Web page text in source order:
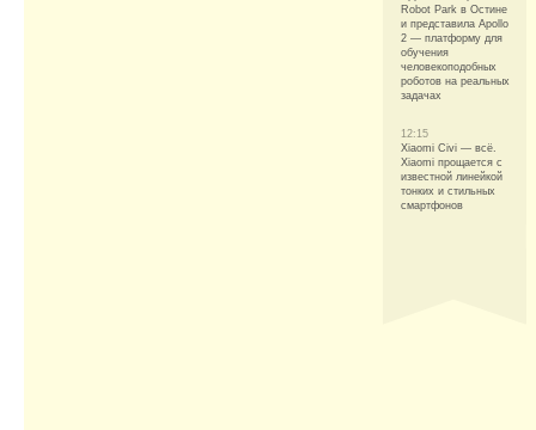
Robot Park в Остине
и представила Apollo
2 — платформу для
обучения
человекоподобных
роботов на реальных
задачах
12:15
Xiaomi Civi — всё.
Xiaomi прощается с
известной линейкой
тонких и стильных
смартфонов